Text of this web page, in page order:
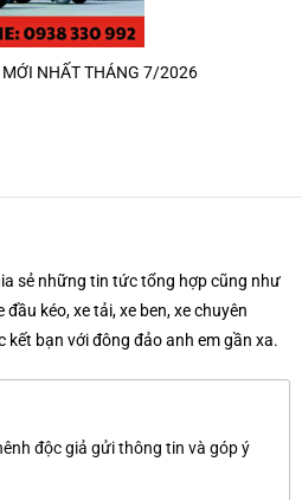
NHẤT THÁNG 7/2026
sẻ những tin tức tổng hợp cũng như
kéo, xe tải, xe ben, xe chuyên
bạn với đông đảo anh em gần xa.
độc giả gửi thông tin và góp ý